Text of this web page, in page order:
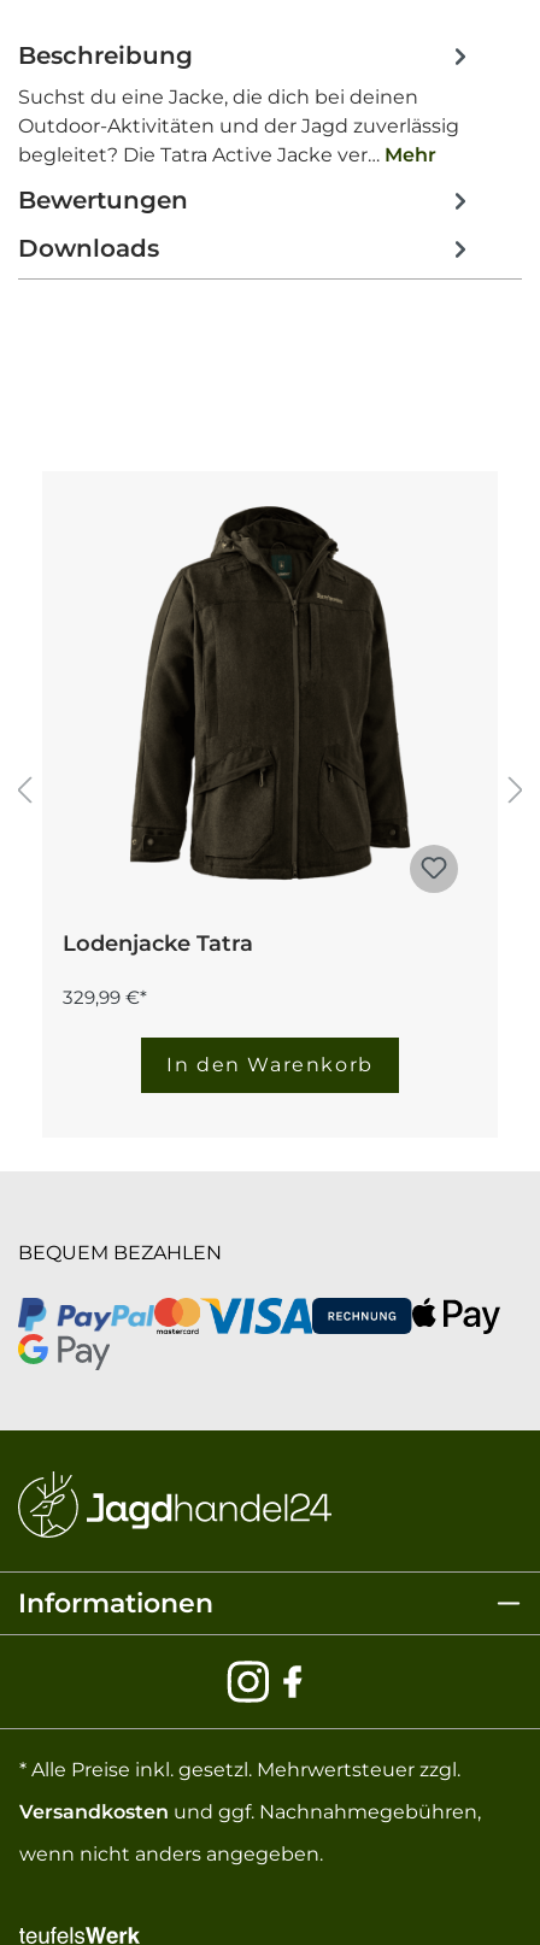
Beschreibung
Suchst du eine Jacke, die dich bei deinen
Outdoor-Aktivitäten und der Jagd zuverlässig
begleitet? Die Tatra Active Jacke ver… Mehr
Bewertungen
Downloads
Lodenjacke Tatra
329,99 €*
In den Warenkorb
BEQUEM BEZAHLEN
Informationen
* Alle Preise inkl. gesetzl. Mehrwertsteuer zzgl.
Versandkosten und ggf. Nachnahmegebühren,
wenn nicht anders angegeben.